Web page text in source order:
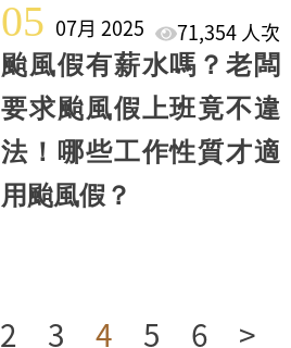
05 07月 2025
71,354 人次
颱風假有薪水嗎？老闆
要求颱風假上班竟不違
法！哪些工作性質才適
用颱風假？
2 3 4 5 6
>